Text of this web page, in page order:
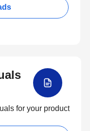
for your product.